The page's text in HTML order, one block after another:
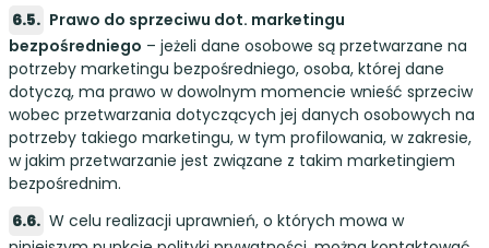
Prawo do sprzeciwu dot. marketingu
bezpośredniego – jeżeli dane osobowe są przetwarzane na
potrzeby marketingu bezpośredniego, osoba, której dane
dotyczą, ma prawo w dowolnym momencie wnieść sprzeciw
wobec przetwarzania dotyczących jej danych osobowych na
potrzeby takiego marketingu, w tym profilowania, w zakresie,
w jakim przetwarzanie jest związane z takim marketingiem
bezpośrednim.
W celu realizacji uprawnień, o których mowa w